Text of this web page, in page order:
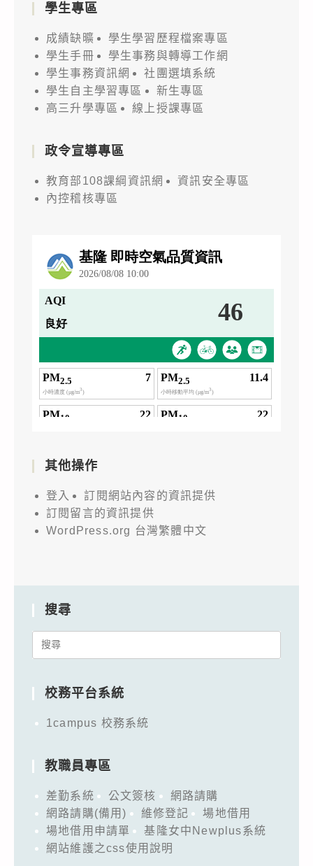
學生專區
成績缺曠
學生學習歷程檔案專區
學生手冊
學生事務與轉導工作網
學生事務資訊網
社團選填系統
學生自主學習專區
新生專區
高三升學專區
線上授課專區
政令宣導專區
教育部108課綱資訊網
資訊安全專區
內控稽核專區
其他操作
登入
訂閱網站內容的資訊提供
訂閱留言的資訊提供
WordPress.org 台灣繁體中文
搜尋
Search
校務平台系統
1campus 校務系統
教職員專區
差勤系統 公文簽核
網路請購
網路請購(備用)
維修登記
場地借用
場地借用申請單
基隆女中Newplus系統
網站維護之css使用說明